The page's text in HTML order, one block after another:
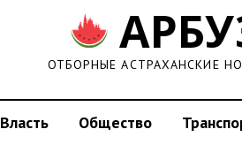
ОТБОРНЫЕ АСТРАХАНСКИЕ
Власть Общество